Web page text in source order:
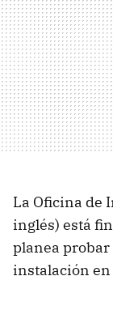
La Oficina de
inglés) está
planea
instalación